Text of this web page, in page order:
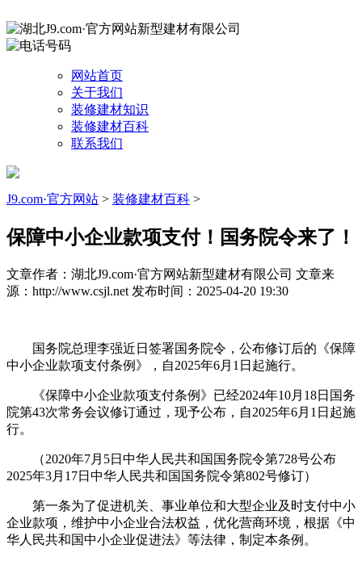
网站首页
关于我们
装修建材知识
装修建材百科
联系我们
J9.com·官方网站 > 装修建材百科 >
保障中小企业款项支付！国务院令来了！
文章作者：湖北J9.com·官方网站新型建材有限公司 文章来
源：http://www.csjl.net 发布时间：2025-04-20 19:30
国务院总理李强近日签署国务院令，公布修订后的《保障
中小企业款项支付条例》，自2025年6月1日起施行。
《保障中小企业款项支付条例》已经2024年10月18日国务
院第43次常务会议修订通过，现予公布，自2025年6月1日起施
行。
（2020年7月5日中华人民共和国国务院令第728号公布
2025年3月17日中华人民共和国国务院令第802号修订）
第一条为了促进机关、事业单位和大型企业及时支付中小
企业款项，维护中小企业合法权益，优化营商环境，根据《中
华人民共和国中小企业促进法》等法律，制定本条例。